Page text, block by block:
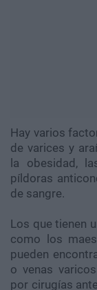
Hay varios
de varices y
la obesidad,
píldoras
de sangre.
Los que tienen
como los
pueden
o venas
por cirugías